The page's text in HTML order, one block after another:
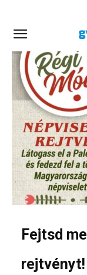
Fejtsd
rejtvényt!